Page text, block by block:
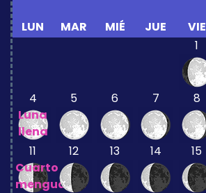
LUN MAR MIÉ JUE VIE
1
4
Luna
llena
5 6 7 8
11
Cuarto
menguante
12 13 14 15